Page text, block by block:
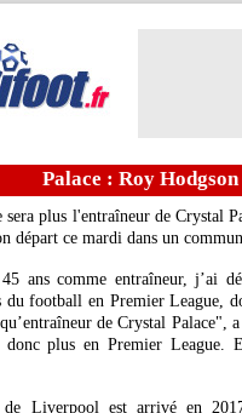
Palace : Roy
sera plus l'entraîneur de Crystal
départ ce mardi dans un
ans comme entraîneur, j’ai
football en Premier League,
de Crystal Palace",
donc plus en Premier
de Liverpool est arrivé en